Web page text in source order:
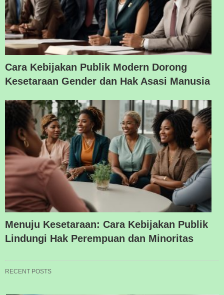
Cara Kebijakan Publik Modern Dorong
Kesetaraan Gender dan Hak Asasi Manusia
Menuju Kesetaraan: Cara Kebijakan Publik
Lindungi Hak Perempuan dan Minoritas
RECENT POSTS